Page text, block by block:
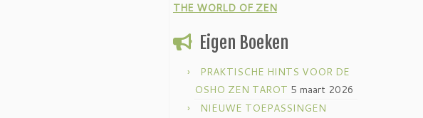
THE WORLD OF ZEN
Eigen Boeken
PRAKTISCHE HINTS VOOR DE
OSHO ZEN TAROT 5 maart 2026
NIEUWE TOEPASSINGEN